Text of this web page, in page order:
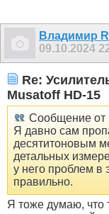
Владимир
09.10.2024
Re:
Musatoff HD-15
Сообщение от
Я давно сам
десятитоновым
детальных
у него проблем в
правильно.
Я тоже думаю, что